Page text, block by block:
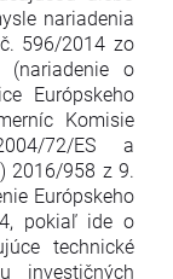
nariadenia
596/2014 zo
o
Európskeho
Komisie
72/ES a
2016/958 z 9.
Európskeho
pokiaľ ide o
technické
investičných